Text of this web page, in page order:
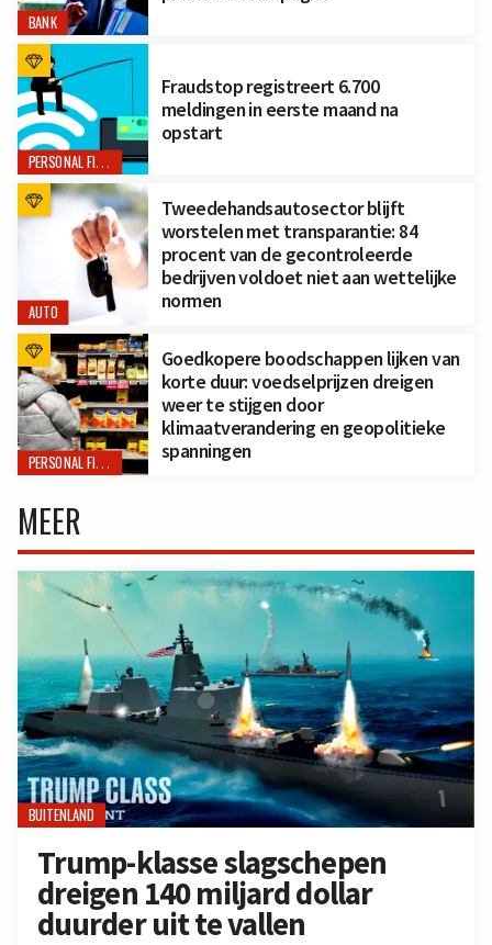
BANK
PERSONAL FINANCE
Fraudstop registreert 6.700
meldingen in eerste maand na
opstart
AUTO
Tweedehandsautosector blijft
worstelen met transparantie: 84
procent van de gecontroleerde
bedrijven voldoet niet aan wettelijke
normen
PERSONAL FINANCE
Goedkopere boodschappen lijken van
korte duur: voedselprijzen dreigen
weer te stijgen door
klimaatverandering en geopolitieke
spanningen
MEER
BUITENLAND
Trump-klasse slagschepen
dreigen 140 miljard dollar
duurder uit te vallen